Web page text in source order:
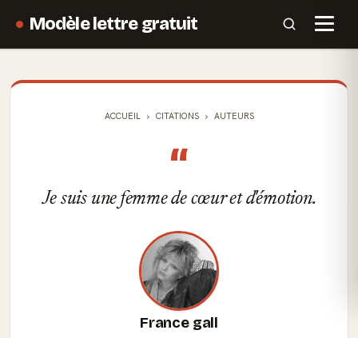
Modèle lettre gratuit
ACCUEIL CITATIONS AUTEURS
“
Je suis une femme de cœur et d'émotion.
France gall